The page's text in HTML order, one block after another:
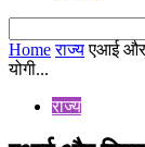
Home राज्य एआई और
योगी...
राज्य